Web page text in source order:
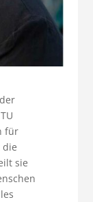
für
die
sie